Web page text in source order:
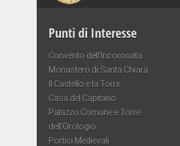
Punti di Interesse
Convento dell’Incoronata
Monastero di Santa Chiara
Il Castello e la Torre
Casa del Capitano
Palazzo Comune e Torre
dell’Orologio
Portici Medievali